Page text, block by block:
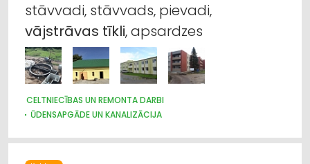
stāvvadi, stāvvads, pievadi,
vājstrāvas tīkli, apsardzes
CELTNIECĪBAS UN REMONTA DARBI
ŪDENSAPGĀDE UN KANALIZĀCIJA